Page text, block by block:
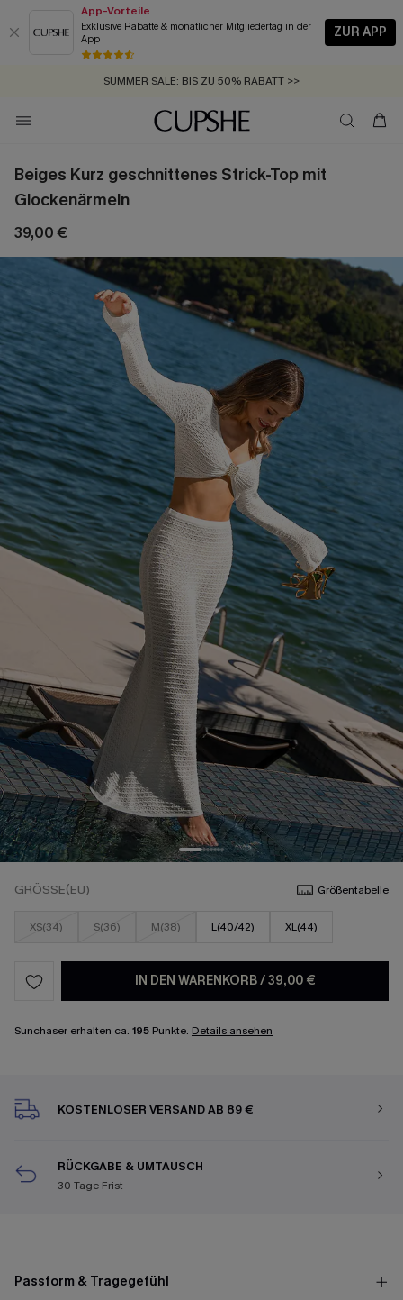
App-Vorteile
Exklusive Rabatte & monatlicher Mitgliedertag in der
App
ZUR APP
GRATIS MASSBAND MIT JEDEM SCHNELLVERSAND-ARTIKEL >>
SUMMER SALE:
ZUM NEWSLETTER:BIS ZU -20% EXTRA ERHALTEN
KOSTENLOSER VERSAND AB 89 €
Beiges Kurz geschnittenes Strick-Top mit
Glockenärmeln
39,00 €
GRÖSSE(EU) Größentabelle
XS(34) S(36) M(38) L(40/42) XL(44)
IN DEN WARENKORB/39,00 €
Sunchaser erhalten ca. 195 Punkte. Details ansehen
KOSTENLOSER VERSAND AB 89 €
RÜCKGABE & UMTAUSCH
30 Tage Frist
Passform & Tragegefühl